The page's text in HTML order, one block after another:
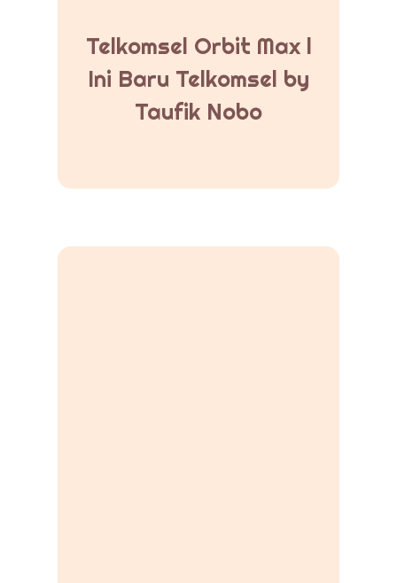
Telkomsel Orbit Max l
Ini Baru Telkomsel by
Taufik Nobo